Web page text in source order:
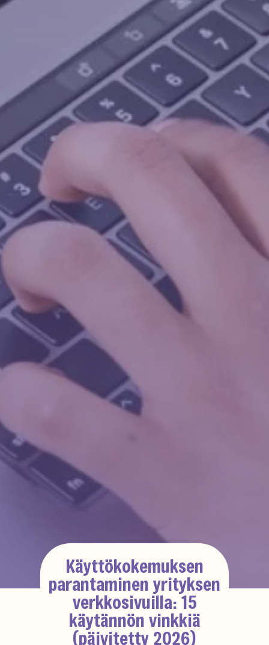
Käyttökokemuksen
parantaminen yrityksen
verkkosivuilla: 15
käytännön vinkkiä
(päivitetty 2026)